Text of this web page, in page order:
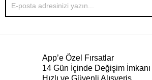
App’e Özel Fırsatlar
14 Gün İçinde Değişim İmkanı
Hızlı ve Güvenli Alışveriş